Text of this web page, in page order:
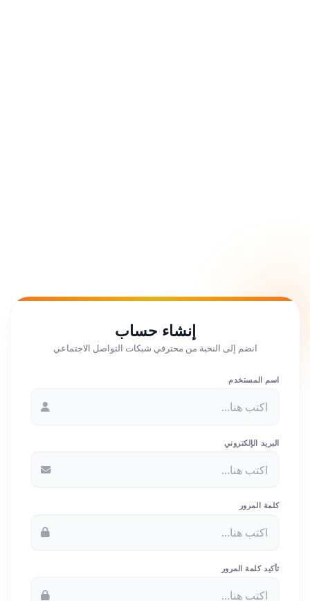
إنشاء حساب
انضم إلى النخبة من محترفي شبكات التواصل الاجتماعي
اسم المستخدم
البريد الإلكتروني
كلمة المرور
تأكيد كلمة المرور